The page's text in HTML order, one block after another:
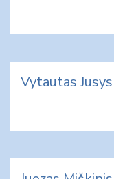
Vytautas